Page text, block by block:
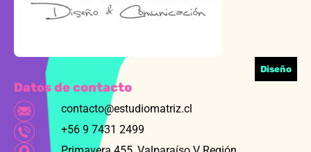
Diseño
Datos de contacto
contacto@estudiomatriz.cl
+56 9 7431 2499